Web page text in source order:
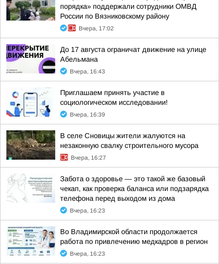
порядка» поддержали сотрудники ОМВД
России по Вязниковскому району
Вчера, 17:02
До 17 августа ограничат движение на улице
Абельмана
Вчера, 16:43
Приглашаем принять участие в
социологическом исследовании!
Вчера, 16:39
В селе Сновицы жители жалуются на
незаконную свалку строительного мусора
Вчера, 16:27
Забота о здоровье — это такой же базовый
чекап, как проверка баланса или подзарядка
телефона перед выходом из дома
Вчера, 16:23
Во Владимирской области продолжается
работа по привлечению медкадров в регион
Вчера, 16:23